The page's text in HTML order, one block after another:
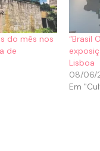
do mês nos
de
“Brasil
Lisboa
08/06/
Em